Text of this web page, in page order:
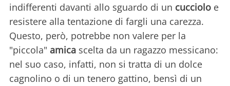
indifferenti davanti allo sguardo di un cucciolo e
resistere alla tentazione di fargli una carezza.
Questo, però, potrebbe non valere per la
"piccola" amica scelta da un ragazzo messicano:
nel suo caso, infatti, non si tratta di un dolce
cagnolino o di un tenero gattino, bensì di un